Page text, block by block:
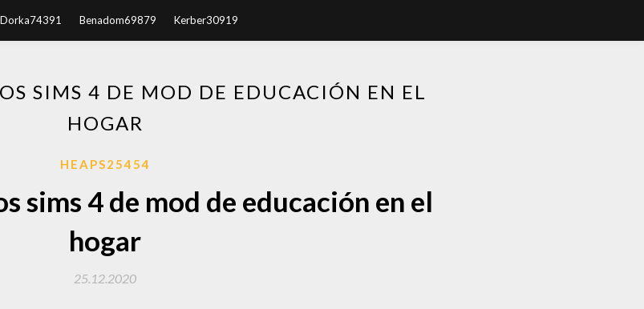
Dorka74391 Benadom69879 Kerber30919
SIMS 4 DE MOD DE EDUCACIÓN EN EL
HOGAR
HEAPS25454
sims 4 de mod de educación en el
hogar
25.12.2020